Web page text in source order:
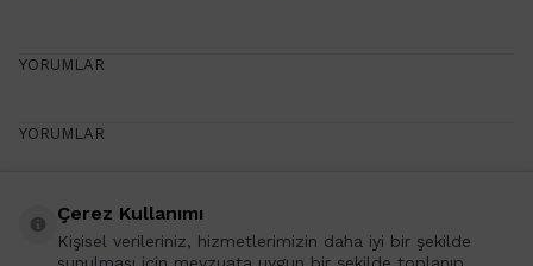
YORUMLAR
YORUMLAR
Yazın Favorileri
Yazın Favori Ürünlerini Senin İçin Seçtik!
Çerez Kullanımı
Kişisel verileriniz, hizmetlerimizin daha iyi bir şekilde